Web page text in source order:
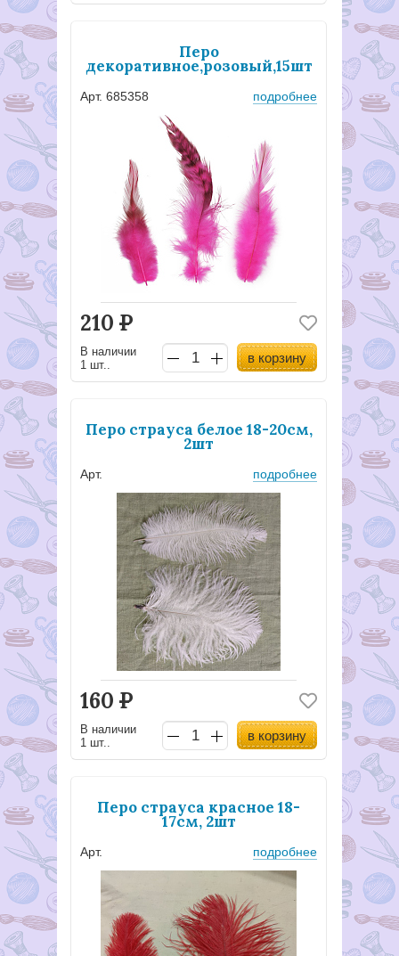
Перо
декоративное,розовый,15шт
Арт. 685358 подробнее
210 Р
В наличии
1 шт..
в корзину
Перо страуса белое 18-20см,
2шт
Арт. подробнее
160 Р
В наличии
1 шт..
в корзину
Перо страуса красное 18-
17см, 2шт
Арт. подробнее